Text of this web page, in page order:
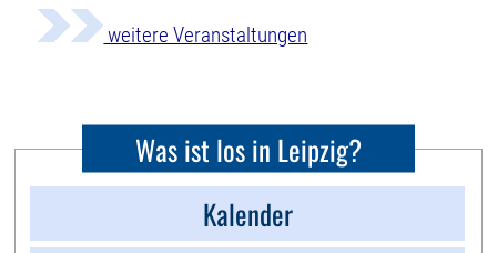
weitere Veranstaltungen
Was ist los in Leipzig?
Kalender